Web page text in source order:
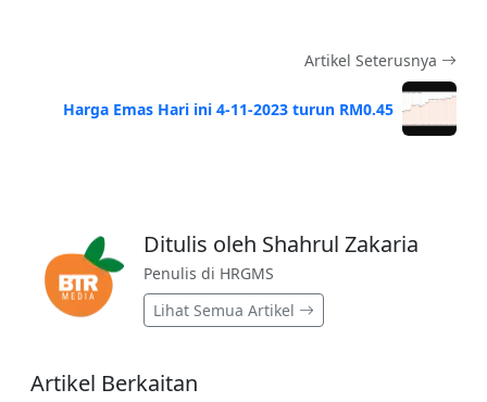
Artikel Seterusnya
Harga Emas Hari ini 4-11-2023 turun RM0.45
Ditulis oleh Shahrul Zakaria
Penulis di HRGMS
Lihat Semua Artikel
Artikel Berkaitan